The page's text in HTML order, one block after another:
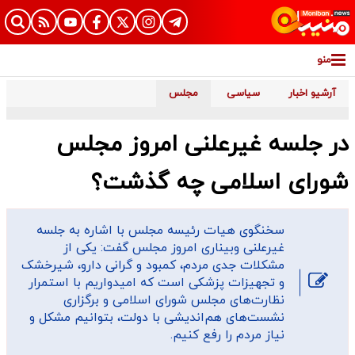
منو
آرشیو اخبار سیاسی مجلس
در جلسه غیرعلنی امروز مجلس
شورای اسلامی چه گذشت؟
سخنگوی هیات رئیسه مجلس با اشاره به جلسه
غیرعلنی وبیناری امروز مجلس گفت: یکی از
مشکلات جدی مردم، کمبود و گرانی دارو، شیرخشک
و تجهیزات پزشکی است که امیدواریم با استمرار
نظارت‌های مجلس شورای اسلامی و برگزاری
نشست‌های هم‌اندیشی با دولت، بتوانیم مشکل و
نیاز مردم را رفع کنیم.